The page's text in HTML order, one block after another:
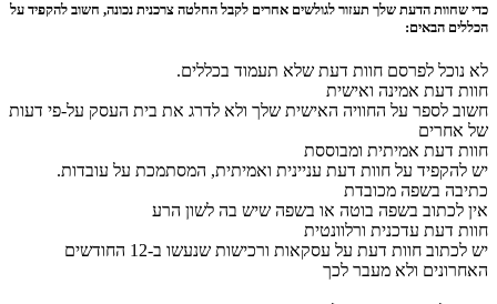
כדי שחוות הדעת שלך תעזור לגולשים אחרים לקבל החלטה צרכנית נכונה, חשוב להקפיד על
הכללים הבאים:
לא נוכל לפרסם חוות דעת שלא תעמוד בכללים.
חוות דעת אמינה ואישית
חשוב לספר על החוויה האישית שלך ולא לדרג את בית העסק על-פי דעות
של אחרים
חוות דעת אמיתית ומבוססת
יש להקפיד על חוות דעת עניינית ואמיתית, המסתמכת על עובדות.
כתיבה בשפה מכובדת
אין לכתוב בשפה בוטה או בשפה שיש בה לשון הרע
חוות דעת עדכנית ורלוונטית
יש לכתוב חוות דעת על עסקאות ורכישות שנעשו ב-12 החודשים
האחרונים ולא מעבר לכך